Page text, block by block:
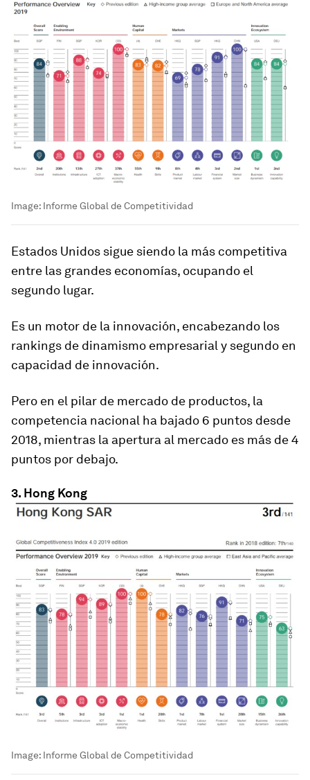
Image: Informe Global de Competitividad
Estados Unidos sigue siendo la más competitiva
entre las grandes economías, ocupando el
segundo lugar.
Es un motor de la innovación, encabezando los
rankings de dinamismo empresarial y segundo en
capacidad de innovación.
Pero en el pilar de mercado de productos, la
competencia nacional ha bajado 6 puntos desde
2018, mientras la apertura al mercado es más de 4
puntos por debajo.
3. Hong Kong
Image: Informe Global de Competitividad